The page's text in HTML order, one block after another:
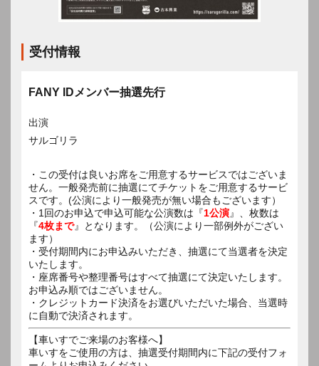
受付情報
FANY IDメンバー抽選先行
出演
サルゴリラ
・この受付は良いお席をご用意するサービスではございま
せん。一般発売前に抽選にてチケットをご用意するサービ
スです。(公演により一般発売が無い場合もございます）
・1回のお申込で申込可能な公演数は『1公演』、枚数は
『4枚まで』となります。（公演により一部例外がござい
ます）
・受付期間内にお申込みいただき、抽選にて当選者を決定
いたします。
・座席番号や整理番号はすべて抽選にて決定いたします。
お申込み順ではございません。
・クレジットカード決済をお選びいただいた場合、当選時
に自動で決済されます。
【車いすでご来場のお客様へ】
車いすをご使用の方は、抽選受付期間内に下記の受付フォ